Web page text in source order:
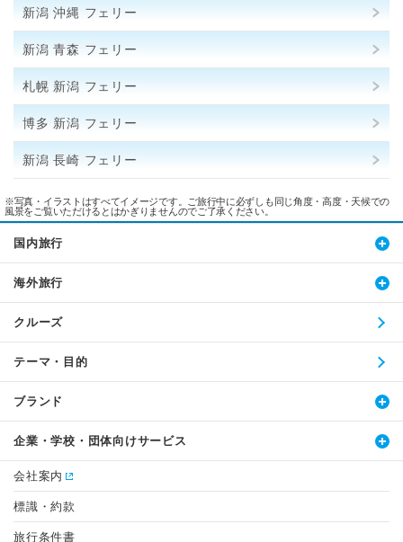
新潟 沖縄 フェリー
新潟 青森 フェリー
札幌 新潟 フェリー
博多 新潟 フェリー
新潟 長崎 フェリー
※写真・イラストはすべてイメージです。ご旅行中に必ずしも同じ角度・高度・天候での
風景をご覧いただけるとはかぎりませんのでご了承ください。
国内旅行
海外旅行
クルーズ
テーマ・目的
ブランド
企業・学校・団体向けサービス
会社案内
標識・約款
旅行条件書